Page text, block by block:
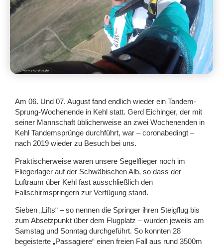
Am 06. Und 07. August fand endlich wieder ein Tandem-
Sprung-Wochenende in Kehl statt. Gerd Eichinger, der mit
seiner Mannschaft üblicherweise an zwei Wochenenden in
Kehl Tandemsprünge durchführt, war – coronabedingt –
nach 2019 wieder zu Besuch bei uns.
Praktischerweise waren unsere Segelflieger noch im
Fliegerlager auf der Schwäbischen Alb, so dass der
Luftraum über Kehl fast ausschließlich den
Fallschirmspringern zur Verfügung stand.
Sieben „Lifts“ – so nennen die Springer ihren Steigflug bis
zum Absetzpunkt über dem Flugplatz – wurden jeweils am
Samstag und Sonntag durchgeführt. So konnten 28
begeisterte „Passagiere“ einen freien Fall aus rund 3500m